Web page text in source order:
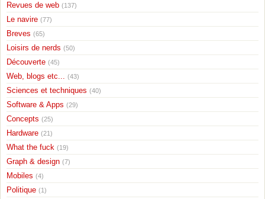
Revues de web (137)
Le navire (77)
Breves (65)
Loisirs de nerds (50)
Découverte (45)
Web, blogs etc... (43)
Sciences et techniques (40)
Software & Apps (29)
Concepts (25)
Hardware (21)
What the fuck (19)
Graph & design (7)
Mobiles (4)
Politique (1)